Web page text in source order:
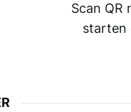
Scan QR
starten